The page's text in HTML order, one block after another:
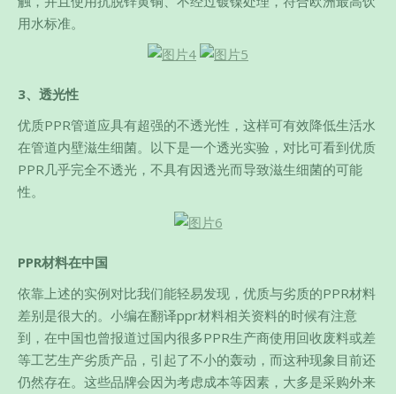
用水标准。
3、透光性
优质PPR管道应具有超强的不透光性，这样可有效降低生活水
在管道内壁滋生细菌。以下是一个透光实验，对比可看到优质
PPR几乎完全不透光，不具有因透光而导致滋生细菌的可能
性。
PPR材料在中国
依靠上述的实例对比我们能轻易发现，优质与劣质的PPR材料
差别是很大的。小编在翻译ppr材料相关资料的时候有注意
到，在中国也曾报道过国内很多PPR生产商使用回收废料或差
等工艺生产劣质产品，引起了不小的轰动，而这种现象目前还
仍然存在。这些品牌会因为考虑成本等因素，大多是采购外来